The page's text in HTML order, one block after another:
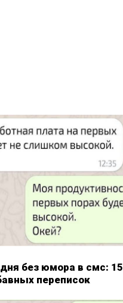
без юмора в смс: 15
переписок